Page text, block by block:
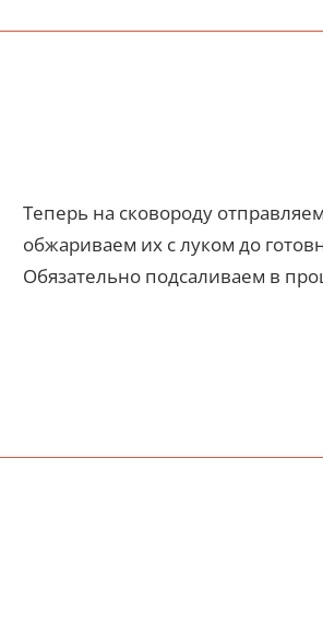
Теперь на сковороду
обжариваем их с луком до
Обязательно подсаливаем в